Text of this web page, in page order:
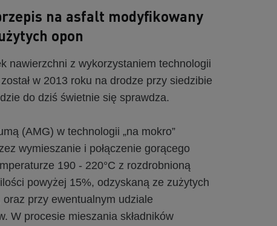
na asfalt modyfikowany
opon
nawierzchni z wykorzystaniem technologii
został w 2013 roku na drodze przy siedzibie
do dziś świetnie się sprawdza.
(AMG) w technologii „na mokro”
wymieszanie i połączenie gorącego
190 - 220°C z rozdrobnioną
powyżej 15%, odzyskaną ze zużytych
przy ewentualnym udziale
W procesie mieszania składników